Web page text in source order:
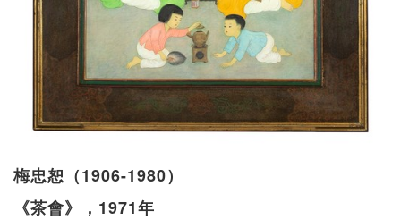
梅忠恕（1906-1980）
《茶會》
，1971年